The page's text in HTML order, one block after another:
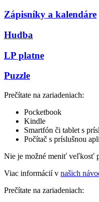
Zápisníky a kalendáre
Hudba
LP platne
Puzzle
Prečítate na zariadeniach:
Pocketbook
Kindle
Smartfón či tablet s
Počítač s príslušnou
Nie je možné meniť veľkosť
Viac informácií v našich
Prečítate na zariadeniach: